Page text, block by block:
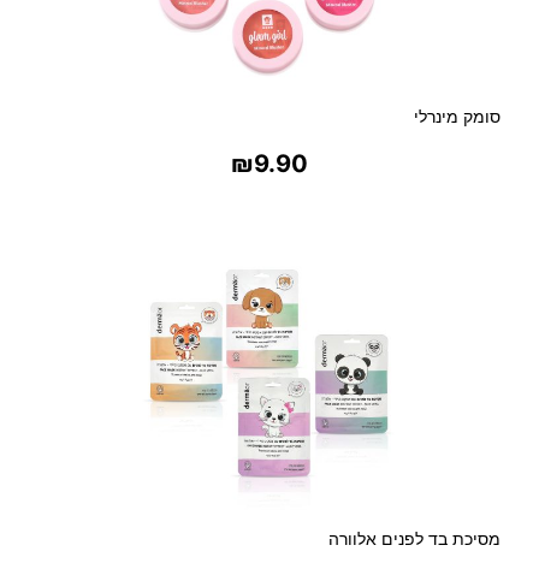
סומק מינרלי
₪9.90
מסיכת בד לפנים אלוורה